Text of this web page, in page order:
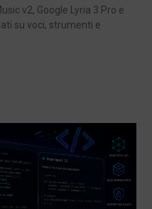
v2, Google Lyria 3 Pro e
su voci, strumenti e